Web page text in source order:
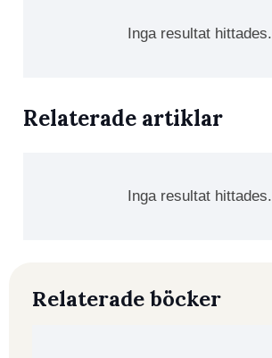
Inga resultat hittades.
Relaterade artiklar
Inga resultat hittades.
Relaterade böcker